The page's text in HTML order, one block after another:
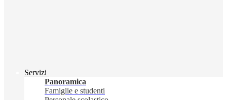
Servizi
Panoramica
Famiglie e studenti